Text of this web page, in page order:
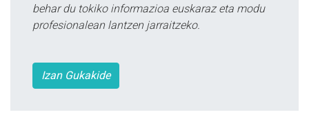
behar du tokiko informazioa euskaraz eta modu
profesionalean lantzen jarraitzeko.
Izan Gukakide